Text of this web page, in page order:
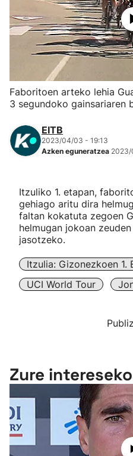
Herri-kirolak
Eskubaloia
Kirolak 360
Mendi-lasterketak
"Helmuga"
Faboritoen arteko lehia
3 segundoko gainsariaren
EITB
2023/04/03 - 19:13
Azken eguneratzea 2023/
Itzuliko 1. etapan,
gehiago aritu dira
faltan kokatuta zegoen
helmugan jokoan
jasotzeko.
Itzulia: Gizonezkoen 1.
UCI World Tour
Zure